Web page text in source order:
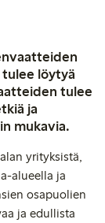
löytyä
tulee
ja
mukavia.
yrityksistä,
alueella ja
osapuolien
ja edullista